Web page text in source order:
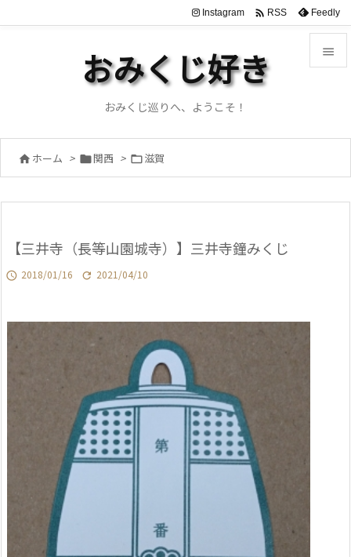

サイド
Instagram  RSS Feedly
おみくじ好き
おみくじ巡りへ、ようこそ！
 ホーム > 関西 > 滋賀
【三井寺（長等山園城寺）】三井寺鐘みくじ
 2018/01/16  2021/04/10